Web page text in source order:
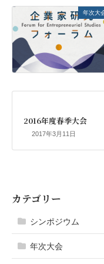
年次大
2016年度春季大会
2017年3月11日
カテゴリー
シンポジウム
年次大会